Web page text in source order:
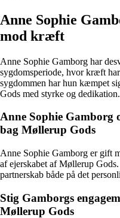
Anne Sophie
mod kræft
Anne Sophie Gamborg har
sygdomsperiode, hvor kræft
sygdommen har hun kæmpet
Gods med styrke og dedikation.
Anne Sophie Gamborg
bag Møllerup Gods
Anne Sophie Gamborg er gift
af ejerskabet af Møllerup
partnerskab både på det
Stig Gamborgs
Møllerup Gods